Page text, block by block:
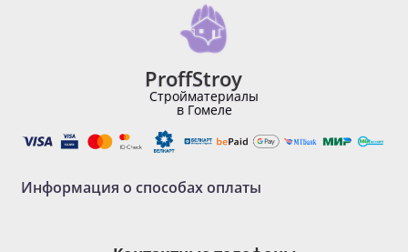
ProffStroy
Стройматериалы
в Гомеле
Информация о способах оплаты